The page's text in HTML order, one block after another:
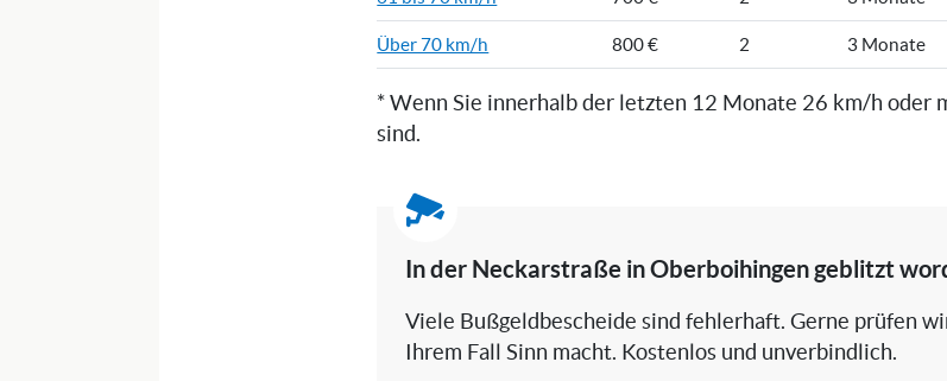
Über 70 km/h 800 € 2 3 Monate
* Wenn Sie innerhalb der letzten 12 Monate 26 km/h oder
sind.
In der Neckarstraße in Oberboihingen geblitzt
Viele Bußgeldbescheide sind fehlerhaft. Gerne prüfen
Ihrem Fall Sinn macht. Kostenlos und unverbindlich.